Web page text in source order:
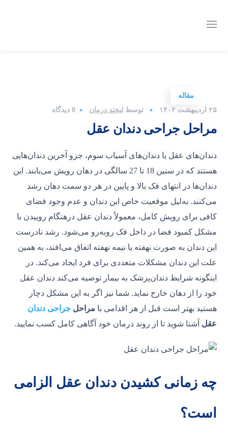
مقاله
۲۵ اردیبهشت ۱۴۰۲
توسطلبخند درمان 0 دیدگاه
مراحل جراحی دندان عقل
دندان‌های عقل یا دندان‌های آسیاب سوم، جزو آخرین‌ دندان‌هایی
هستند که در سنین 18 تا 27 سالگی در دهان رویش می‌یابند. این
دندان‌ها در انتهای فک بالا و پایین در هر دو سمت دهان رشد
می‌کنند. به‌لیل موقعیت خاص این دندان و عدم وجود فضای
کافی برای رویش کامل، معمولاً دندان‌ عقل درهنگام روییدن با
مشکل کمبود فضا در داخل فک روبه‌رو می‌شود. رشد نادرست
این دندان به صورت نهفته یا نیمه نهفته اتفاق می‌افتد، به همین
علت این دندان مشکلات متعددی برای فرد ایجاد می‌کند. در
اینگونه شرایط دندان‌پزشک به بیمار توصیه می‌کند دندان عقل
خود را از دهان خارج نماید. شما نیز اگر به این مشکل دچار
هستید بهتر است قبل از هر اقدامی با مراحلجراحی دندان
عقل آشنا شوید تا از روند درمان خود آگاهی کامل کسب نمایید.
چه زمانی کشیدن دندان عقل الزامی
است؟